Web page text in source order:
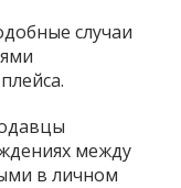
случаи
между
в личном